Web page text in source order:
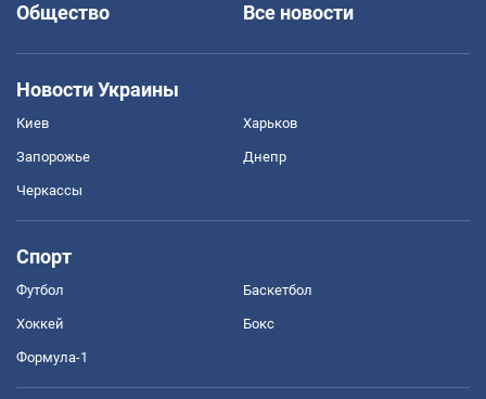
Общество
Все новости
Новости Украины
Киев Харьков
Запорожье Днепр
Черкассы
Спорт
Футбол Баскетбол
Хоккей Бокс
Формула-1